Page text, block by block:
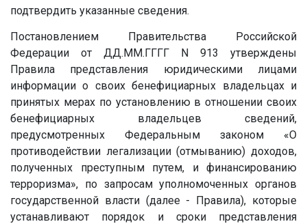
подтвердить указанные сведения.
Постановлением Правительства Российской
Федерации от ДД.ММ.ГГГГ N 913 утверждены
Правила представления юридическими лицами
информации о своих бенефициарных владельцах и
принятых мерах по установлению в отношении своих
бенефициарных владельцев сведений,
предусмотренных Федеральным законом «О
противодействии легализации (отмыванию) доходов,
полученных преступным путем, и финансированию
терроризма», по запросам уполномоченных органов
государственной власти (далее - Правила), которые
устанавливают порядок и сроки представления